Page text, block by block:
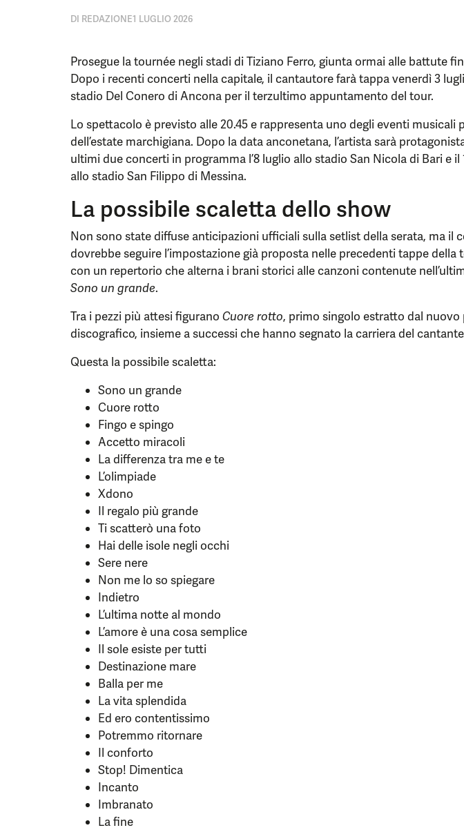
DI REDAZIONE1 LUGLIO 2026
Prosegue la tournée negli stadi di Tiziano Ferro, giunta ormai alle battute
Dopo i recenti concerti nella capitale, il cantautore farà tappa venerdì 3
stadio Del Conero di Ancona per il terzultimo appuntamento del tour.
Lo spettacolo è previsto alle 20.45 e rappresenta uno degli eventi musicali
dell’estate marchigiana. Dopo la data anconetana, l’artista sarà
ultimi due concerti in programma l’8 luglio allo stadio San Nicola di Bari e il
allo stadio San Filippo di Messina.
La possibile scaletta dello show
Non sono state diffuse anticipazioni ufficiali sulla setlist della serata, ma il
dovrebbe seguire l’impostazione già proposta nelle precedenti tappe della
con un repertorio che alterna i brani storici alle canzoni contenute
Sono un grande.
Tra i pezzi più attesi figurano Cuore rotto, primo singolo estratto dal nuovo
discografico, insieme a successi che hanno segnato la carriera del
Questa la possibile scaletta:
Sono un grande
Cuore rotto
Fingo e spingo
Accetto miracoli
La differenza tra me e te
L’olimpiade
Xdono
Il regalo più grande
Ti scatterò una foto
Hai delle isole negli occhi
Sere nere
Non me lo so spiegare
Indietro
L’ultima notte al mondo
L’amore è una cosa semplice
Il sole esiste per tutti
Destinazione mare
Balla per me
La vita splendida
Ed ero contentissimo
Potremmo ritornare
Il conforto
Stop! Dimentica
Incanto
Imbranato
La fine